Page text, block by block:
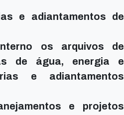
e adiantamentos de
os arquivos de
de água, energia e
e adiantamentos
e projetos